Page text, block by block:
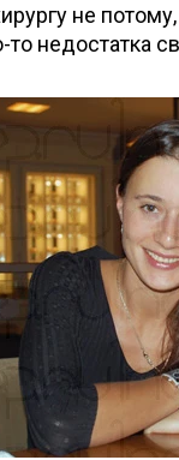
не
то недостатка